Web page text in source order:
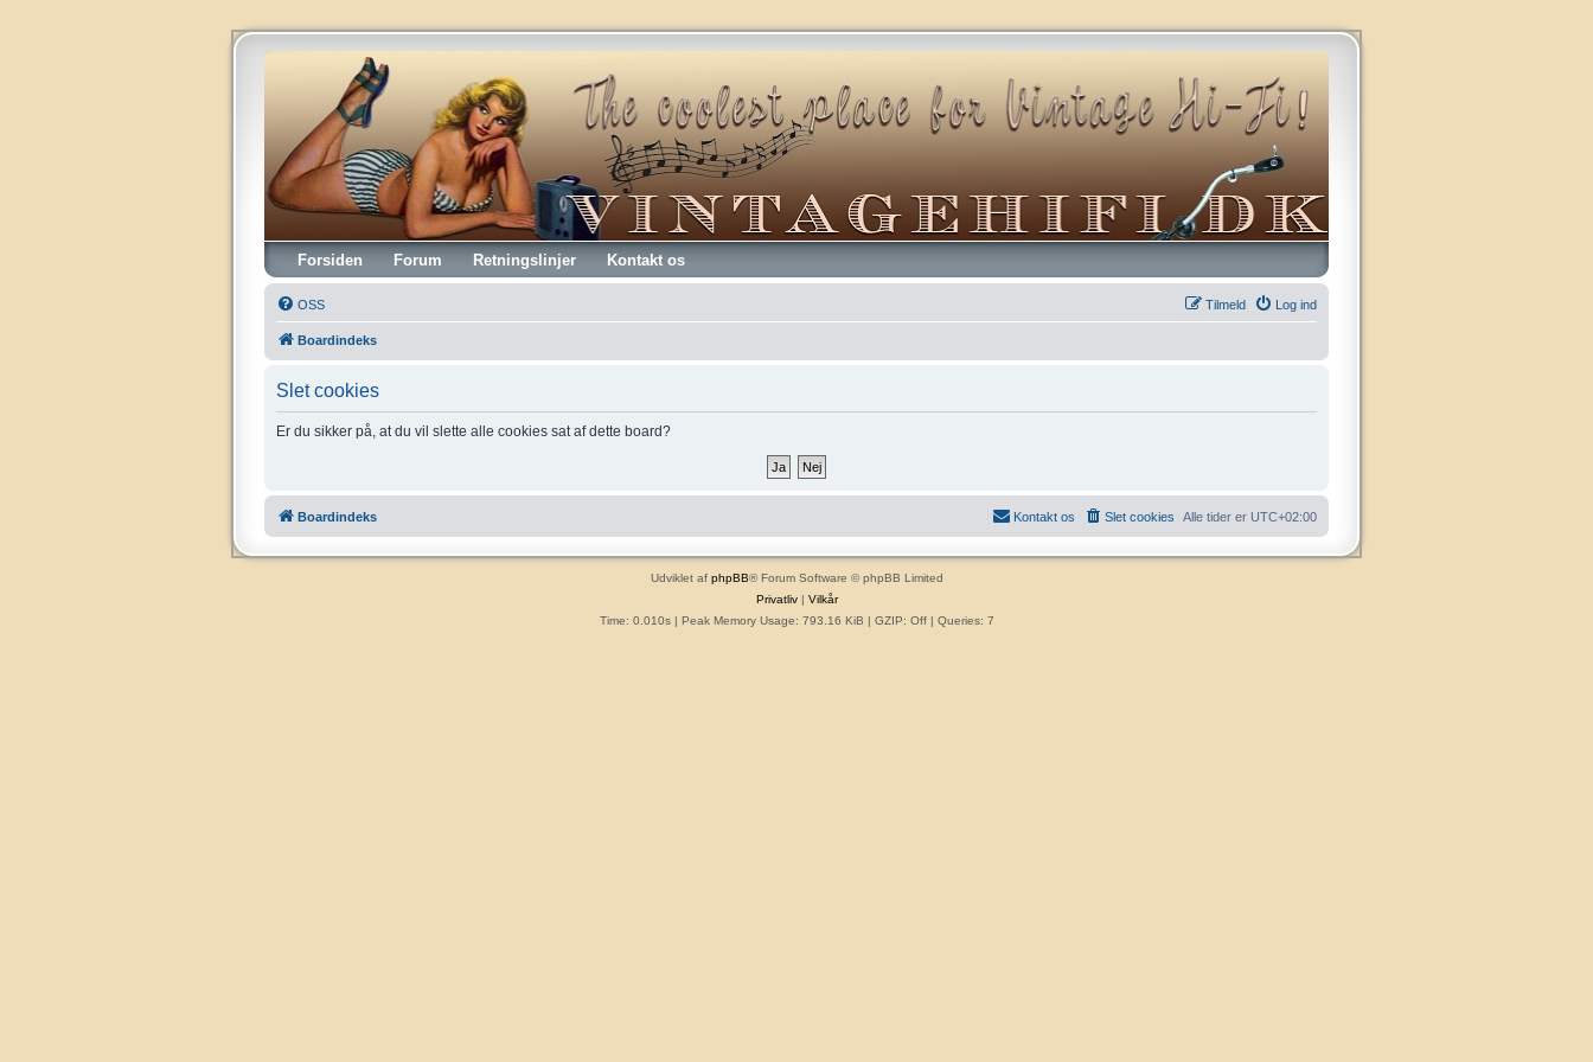
Vintagehifi.dk
Forsiden Forum Retningslinjer Kontakt os
OSS Log ind
Tilmeld
Boardindeks
Slet cookies
Er du sikker på, at du vil slette alle cookies sat af dette board?
Boardindeks Alle tider er UTC+02:00
Slet cookies
Kontakt os
Udviklet af phpBB® Forum Software © phpBB Limited
Privatliv| Vilkår
Time: 0.010s| Peak Memory Usage: 793.16 KiB | GZIP: Off | Queries: 7